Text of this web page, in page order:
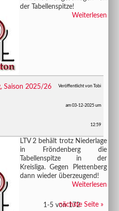
der Tabellenspitze!
Weiterlesen
Saison 2025/26 Veröffentlicht von Tobi
am 03-12-2025 um
12:59
LTV 2 behält trotz Niederlage
in Fröndenberg die
Tabellenspitze in der
Kreisliga. Gegen Plettenberg
dann wieder überzeugend!
Weiterlesen
1-5 von 172
nächste Seite »